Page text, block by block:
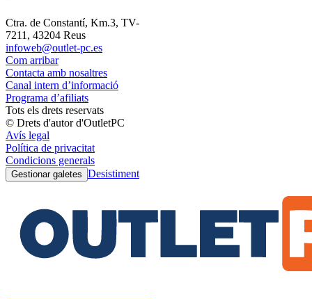
Ctra. de Constantí, Km.3, TV-
7211, 43204 Reus
infoweb@outlet-pc.es
Com arribar
Contacta amb nosaltres
Canal intern d’informació
Programa d’afiliats
Tots els drets reservats
© Drets d'autor d'OutletPC
Avís legal
Política de privacitat
Condicions generals
Gestionar galetes Desistiment